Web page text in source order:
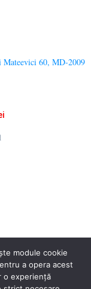
Mateevici 60, MD-2009
All rights
module cookie
a opera acest
o experiență